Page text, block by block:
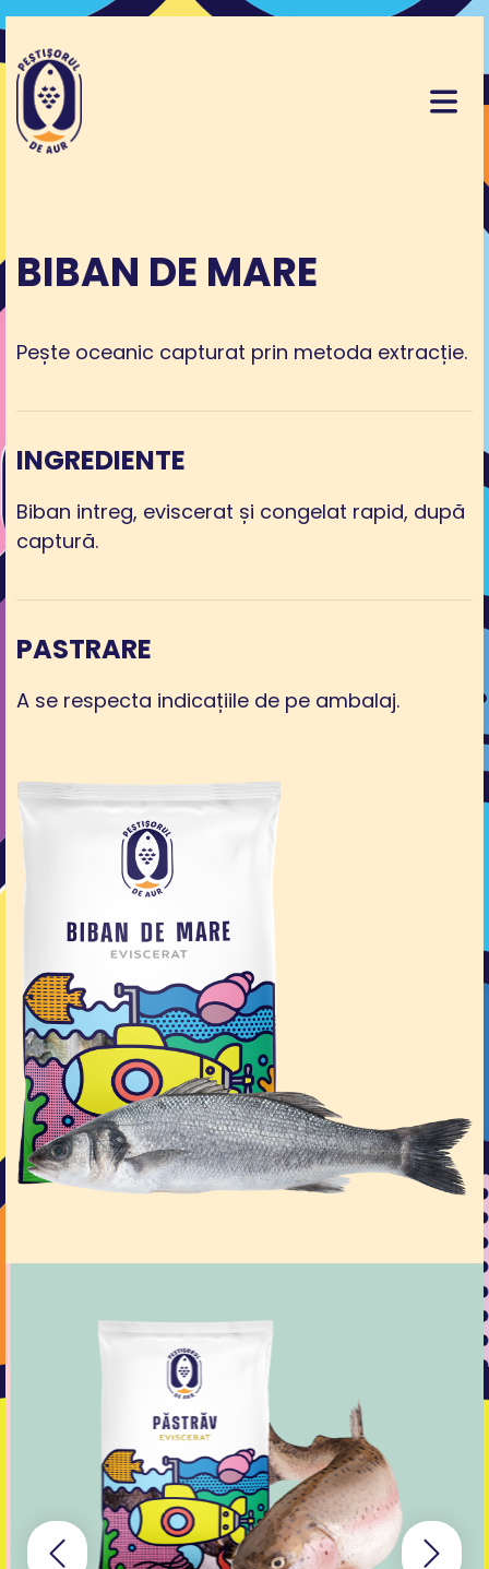
BIBAN DE MARE
Pește oceanic capturat prin metoda extracție.
INGREDIENTE
Biban intreg, eviscerat și congelat rapid, după
captură.
PASTRARE
A se respecta indicațiile de pe ambalaj.